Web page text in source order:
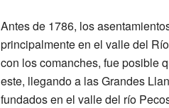
Antes de 1786, los
principalmente en el valle del
con los comanches, fue posible
este, llegando a las Grandes
fundados en el valle del río